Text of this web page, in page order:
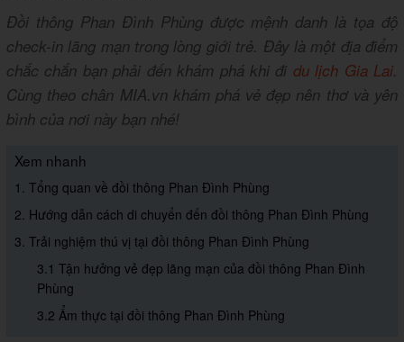
Đồi thông Phan Đình Phùng được mệnh danh là tọa độ
check-in lãng mạn trong lòng giới trẻ. Đây là một địa điểm
chắc chắn bạn phải đến khám phá khi đi du lịch Gia Lai.
Cùng theo chân MIA.vn khám phá vẻ đẹp nên thơ và yên
bình của nơi này bạn nhé!
Xem nhanh
1. Tổng quan về đồi thông Phan Đình Phùng
2. Hướng dẫn cách di chuyển đến đồi thông Phan Đình Phùng
3. Trải nghiệm thú vị tại đồi thông Phan Đình Phùng
3.1 Tận hưởng vẻ đẹp lãng mạn của đồi thông Phan Đình
Phùng
3.2 Ẩm thực tại đồi thông Phan Đình Phùng